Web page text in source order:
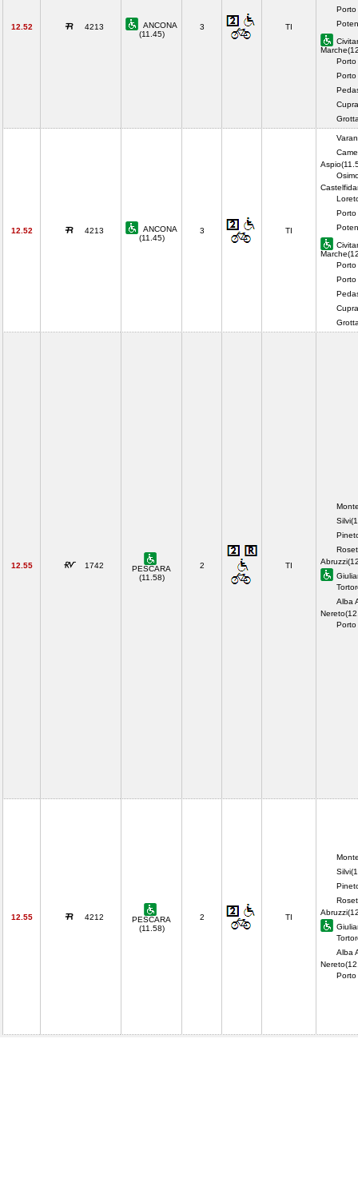
12.52 4213
ANCONA
(11.45)
3 TI
Porto
Porto
Porto
12.52 4213
ANCONA
(11.45)
3 TI
Porto
Porto
Porto
12.55 1742
PESCARA
(11.58)
2 TI
Alba
12.55 4212
PESCARA
(11.58)
2 TI
Alba